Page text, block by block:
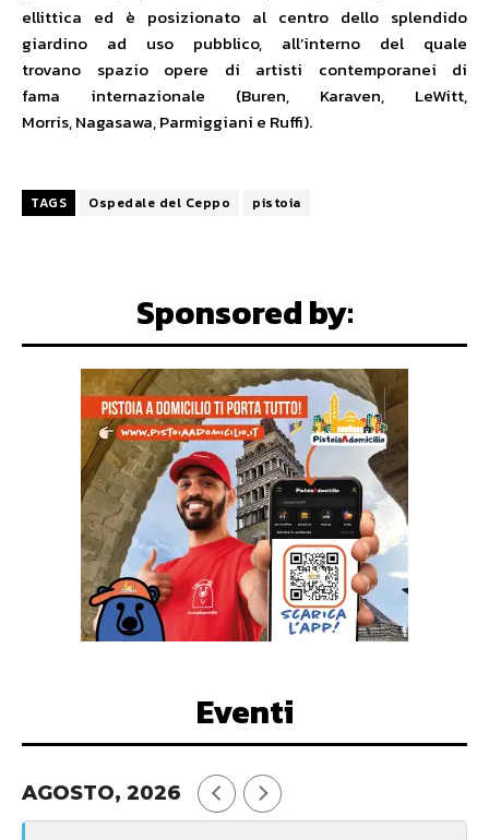
ellittica ed è posizionato al centro dello splendido
giardino ad uso pubblico, all’interno del quale
trovano spazio opere di artisti contemporanei di
fama internazionale (Buren, Karaven, LeWitt,
Morris, Nagasawa, Parmiggiani e Ruffi).
TAGS Ospedale del Ceppo pistoia
Sponsored by:
Eventi
AGOSTO, 2026